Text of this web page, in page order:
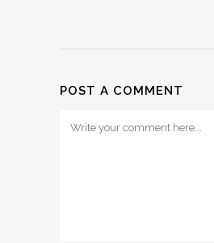
POST A COMMENT